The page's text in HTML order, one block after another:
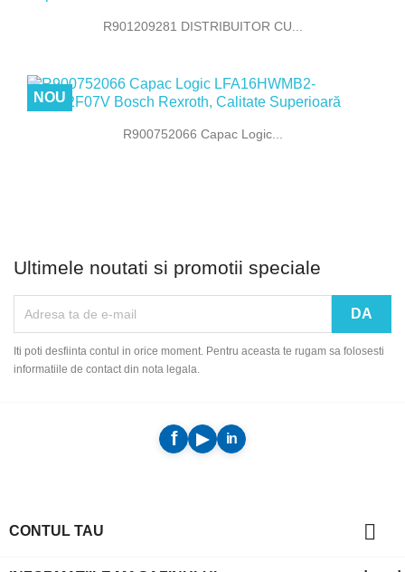
R901209281 DISTRIBUITOR CU...
R900752066 Capac Logic...
NOU
Ultimele noutati si promotii speciale
Iti poti desfiinta contul in orice moment. Pentru aceasta te rugam sa folosesti
informatiile de contact din nota legala.
CONTUL TAU 